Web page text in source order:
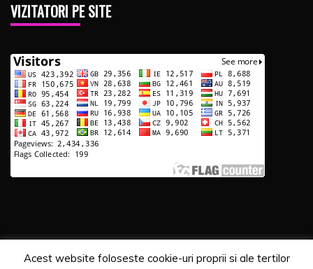
VIZITATORI PE SITE
Acest website foloseste cookie-uri proprii si ale tertilor